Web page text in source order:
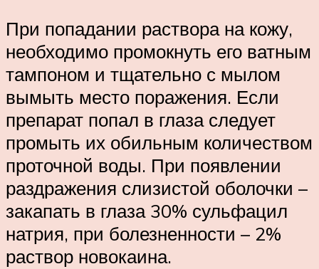
При попадании раствора на кожу,
необходимо промокнуть его ватным
тампоном и тщательно с мылом
вымыть место поражения. Если
препарат попал в глаза следует
промыть их обильным количеством
проточной воды. При появлении
раздражения слизистой оболочки –
закапать в глаза 30% сульфацил
натрия, при болезненности – 2%
раствор новокаина.